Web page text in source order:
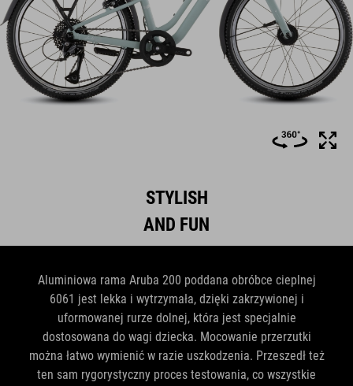
STYLISH
AND FUN
Aluminiowa rama Aruba 200 poddana obróbce cieplnej
6061 jest lekka i wytrzymała, dzięki zakrzywionej i
uformowanej rurze dolnej, która jest specjalnie
dostosowana do wagi dziecka. Mocowanie przerzutki
można łatwo wymienić w razie uszkodzenia. Przeszedł też
ten sam rygorystyczny proces testowania, co wszystkie